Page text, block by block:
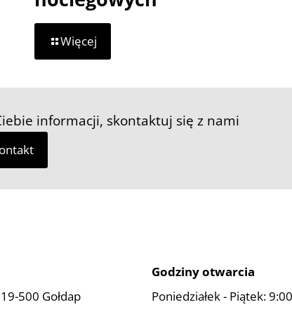
Więcej
2026
noclegowych
informacji, skontaktuj się z nami
500 Gołdap
Godziny otwarcia
Poniedziałek - Piątek: